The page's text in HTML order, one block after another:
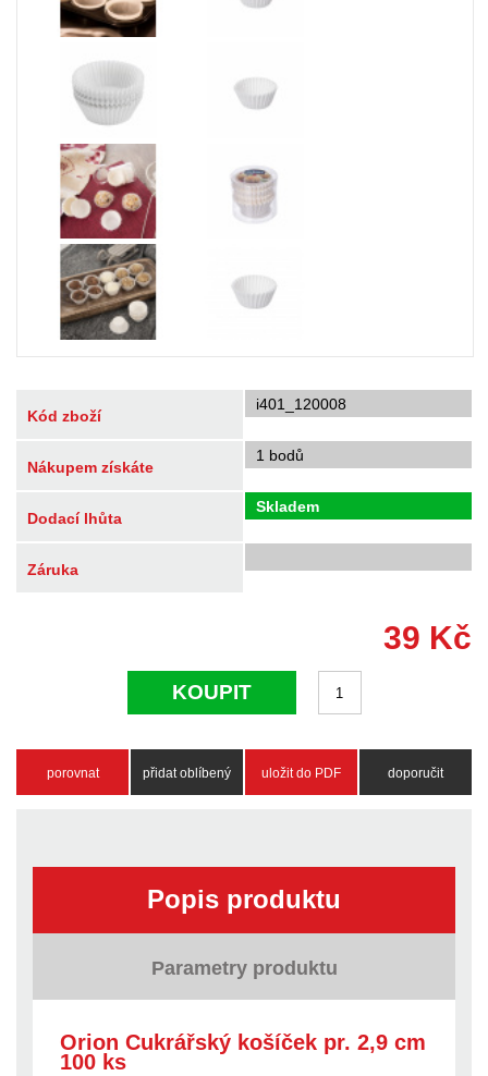
Kód zboží
i401_120008
Nákupem získáte
1 bodů
Dodací lhůta
Skladem
Záruka
39 Kč
KOUPIT
porovnat přidat oblíbený uložit do PDF doporučit
Popis produktu
Parametry produktu
Orion Cukrářský košíček pr. 2,9 cm
100 ks